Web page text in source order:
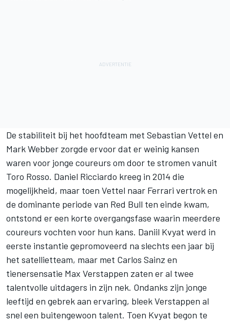
De stabiliteit bij het hoofdteam met Sebastian Vettel en
Mark Webber zorgde ervoor dat er weinig kansen
waren voor jonge coureurs om door te stromen vanuit
Toro Rosso. Daniel Ricciardo kreeg in 2014 die
mogelijkheid, maar toen Vettel naar Ferrari vertrok en
de dominante periode van Red Bull ten einde kwam,
ontstond er een korte overgangsfase waarin meerdere
coureurs vochten voor hun kans. Daniil Kvyat werd in
eerste instantie gepromoveerd na slechts een jaar bij
het satellietteam, maar met Carlos Sainz en
tienersensatie Max Verstappen zaten er al twee
talentvolle uitdagers in zijn nek. Ondanks zijn jonge
leeftijd en gebrek aan ervaring, bleek Verstappen al
snel een buitengewoon talent. Toen Kvyat begon te